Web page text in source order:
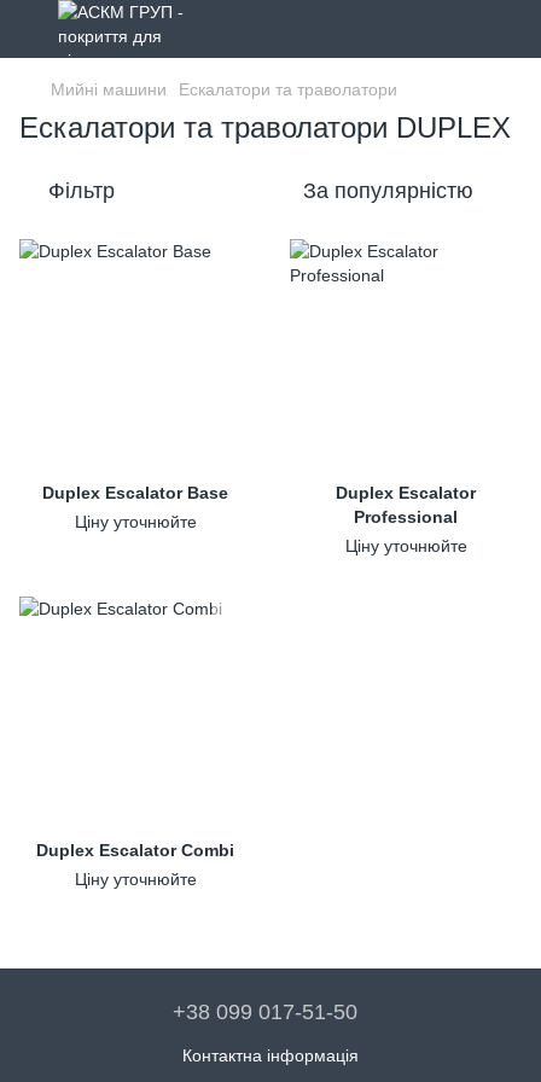
Мийні машини Ескалатори та траволатори
Ескалатори та траволатори DUPLEX
Фільтр За популярністю
Duplex Escalator Base
Ціну уточнюйте
Duplex Escalator
Professional
Ціну уточнюйте
Duplex Escalator Combi
Ціну уточнюйте
+38 099 017-51-50
Контактна інформація